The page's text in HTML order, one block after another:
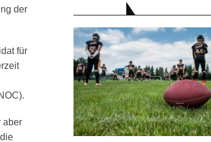
der
für
aber